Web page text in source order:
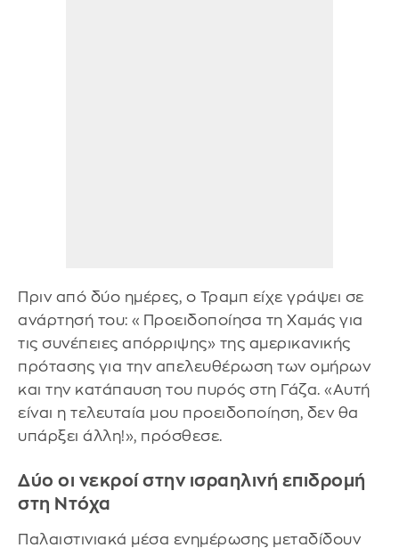
Πριν από δύο ημέρες, ο Τραμπ είχε γράψει σε
ανάρτησή του: «Προειδοποίησα τη Χαμάς για
τις συνέπειες απόρριψης» της αμερικανικής
πρότασης για την απελευθέρωση των ομήρων
και την κατάπαυση του πυρός στη Γάζα. «Αυτή
είναι η τελευταία μου προειδοποίηση, δεν θα
υπάρξει άλλη!», πρόσθεσε.
Δύο οι νεκροί στην ισραηλινή επιδρομή
στη Ντόχα
Παλαιστινιακά μέσα ενημέρωσης μεταδίδουν